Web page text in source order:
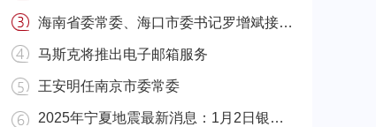
海南省委常委、海口市委书记罗增斌接受中央纪委国家监委纪律审查和监察调查
马斯克将推出电子邮箱服务
王安明任南京市委常委
2025年宁夏地震最新消息：1月2日银川发生4.8级地震